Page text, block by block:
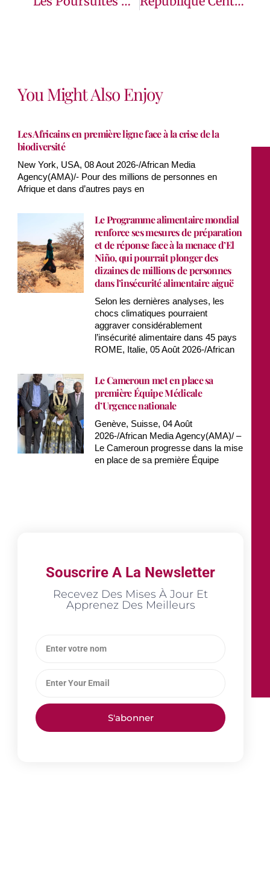
You Might Also Enjoy
Les Africains en première ligne face à la crise de la
biodiversité
New York, USA, 08 Aout 2026-/African Media
Agency(AMA)/- Pour des millions de personnes en
Afrique et dans d’autres pays en
Le Programme alimentaire mondial
renforce ses mesures de préparation
et de réponse face à la menace d’El
Niño, qui pourrait plonger des
dizaines de millions de personnes
dans l’insécurité alimentaire aiguë
Selon les dernières analyses, les
chocs climatiques pourraient
aggraver considérablement
l’insécurité alimentaire dans 45 pays
ROME, Italie, 05 Août 2026-/African
Le Cameroun met en place sa
première Équipe Médicale
d’Urgence nationale
Genève, Suisse, 04 Août
2026-/African Media Agency(AMA)/ –
Le Cameroun progresse dans la mise
en place de sa première Équipe
Souscrire A La Newsletter
Recevez Des Mises À Jour Et
Apprenez Des Meilleurs
S'abonner